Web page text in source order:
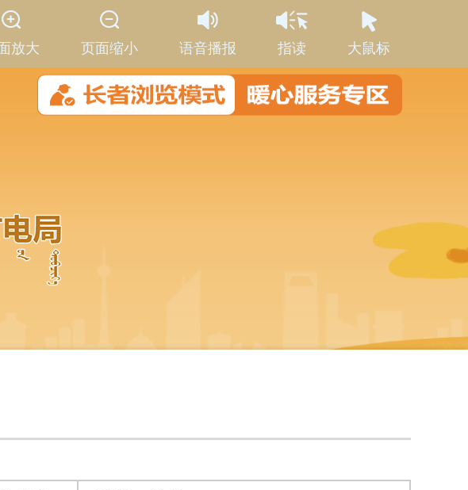
放大 页面缩小 语音播报 指读 大鼠标